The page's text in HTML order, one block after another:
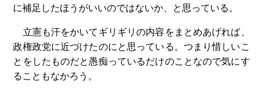
に補足したほうがいいのではないか、と思っている。
立憲も汗をかいてギリギリの内容をまとめあげれば、
政権政党に近づけたのにと思っている。つまり惜しいこ
とをしたものだと愚痴っているだけのことなので気にす
ることもなかろう。